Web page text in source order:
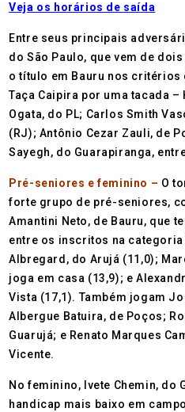
Veja os horários de saída
Entre seus principais
do São Paulo, que vem de
o título em Bauru nos critérios
Taça Caipira por uma tacada
Ogata, do PL; Carlos Smith
(RJ); Antônio Cezar Zauli, de
Sayegh, do Guarapiranga,
Pré-seniores e feminino – O
forte grupo de pré-seniores,
Amantini Neto, de Bauru, que
entre os inscritos na
Albregard, do Arujá (11,0);
joga em casa (13,9); e
Vista (17,1). Também jogam
Albergue Batuira, de Poços;
Guarujá; e Renato Marques
Vicente.
No feminino, Ivete Chemin, do
handicap mais baixo em